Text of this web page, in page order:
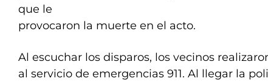
que le
provocaron la muerte en el acto.
Al escuchar los disparos, los vecinos
al servicio de emergencias 911. Al llegar la